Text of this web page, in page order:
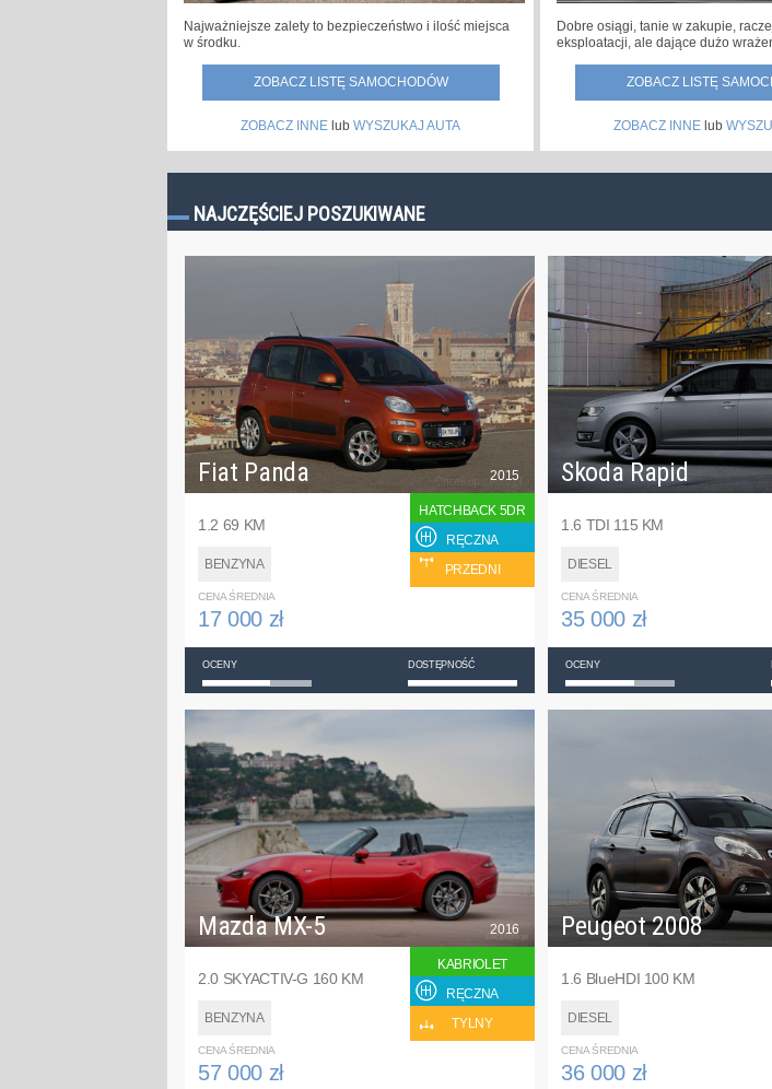
Najważniejsze zalety to bezpieczeństwo i ilość miejsca
w środku.
ZOBACZ LISTĘ SAMOCHODÓW
ZOBACZ INNE lub WYSZUKAJ AUTA
Dobre osiągi, tanie w zakupie,
eksploatacji, ale dające dużo
ZOBACZ LISTĘ
ZOBACZ INNE lub
NAJCZĘŚCIEJ POSZUKIWANE
Fiat Panda
1.2 69 KM
BENZYNA
2015
HATCHBACK 5DR
RĘCZNA
PRZEDNI
CENA ŚREDNIA
17 000 zł
OCENY DOSTĘPNOŚĆ
Skoda Rapid
1.6 TDI 115 KM
DIESEL
CENA ŚREDNIA
35 000 zł
OCENY
Mazda MX-5
2.0 SKYACTIV-G 160 KM
BENZYNA
2016
KABRIOLET
RĘCZNA
TYLNY
CENA ŚREDNIA
57 000 zł
Peugeot 2008
1.6 BlueHDI 100 KM
DIESEL
CENA ŚREDNIA
36 000 zł